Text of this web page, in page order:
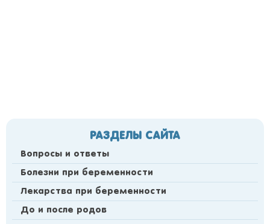
РАЗДЕЛЫ САЙТА
Вопросы и ответы
Болезни при беременности
Лекарства при беременности
До и после родов